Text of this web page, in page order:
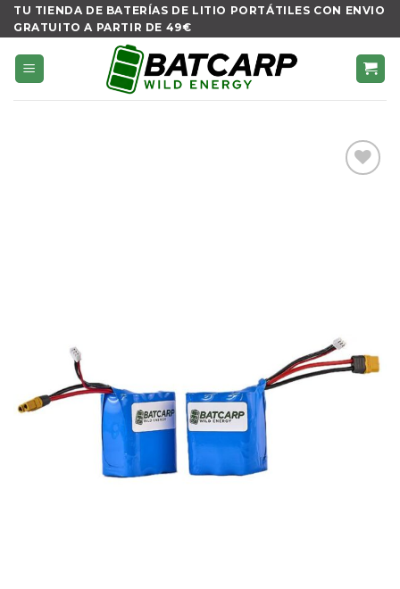
Skip
content
TU TIENDA DE BATERÍAS DE LITIO PORTÁTILES CON ENVIO
GRATUITO A PARTIR DE 49€